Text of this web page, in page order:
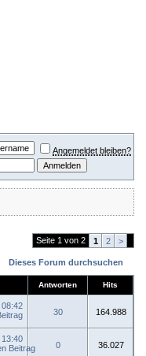
Angemeldet bleiben?
Seite 1 von 2 1 2 >
Dieses Forum durchsuchen
Antworten Hits
08:42
30 164.988
13:40
0 36.027